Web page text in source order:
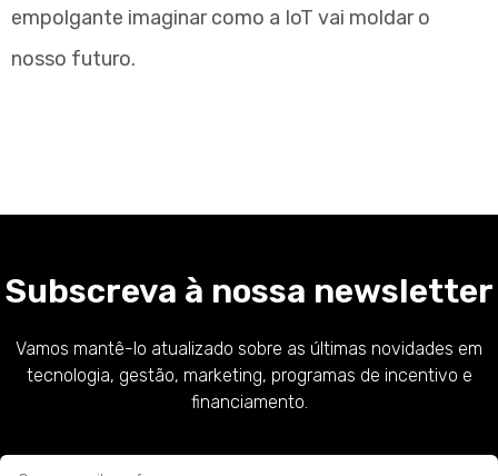
empolgante imaginar como a IoT vai moldar o
nosso futuro.
Subscreva à nossa newsletter
Vamos mantê-lo atualizado sobre as últimas novidades em
tecnologia, gestão, marketing, programas de incentivo e
financiamento.